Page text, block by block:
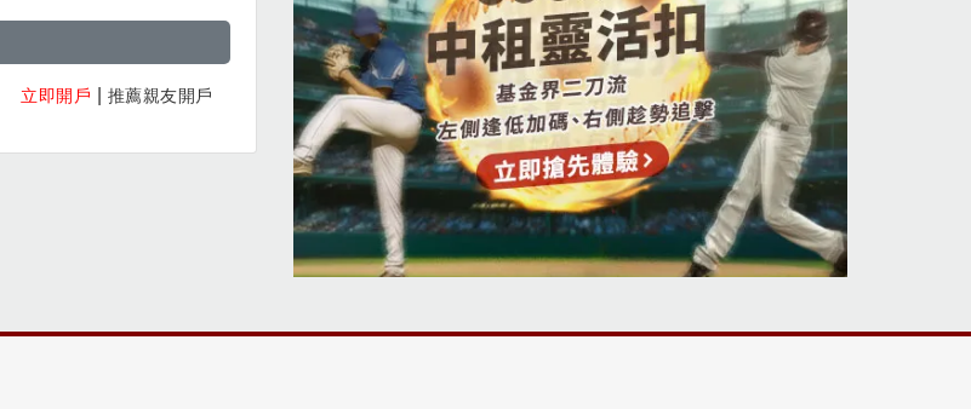
立即開戶 推薦親友開戶